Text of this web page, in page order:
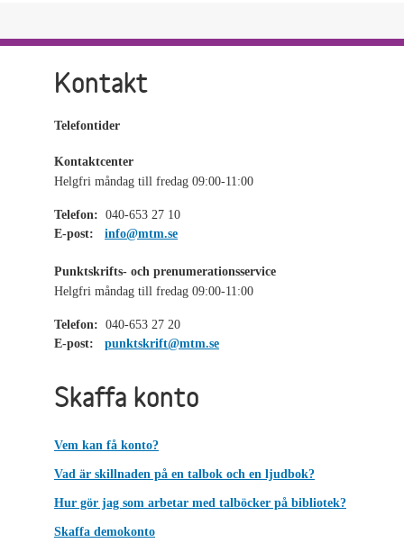
Kontakt
Telefontider
Kontaktcenter
Helgfri måndag till fredag 09:00-11:00
Telefon: 040-653 27 10
E-post:
info@mtm.se
Punktskrifts- och prenumerationsservice
Helgfri måndag till fredag 09:00-11:00
Telefon: 040-653 27 20
E-post:
punktskrift@mtm.se
Skaffa konto
Vem kan få konto?
Vad är skillnaden på en talbok och en ljudbok?
Hur gör jag som arbetar med talböcker på bibliotek?
Skaffa demokonto